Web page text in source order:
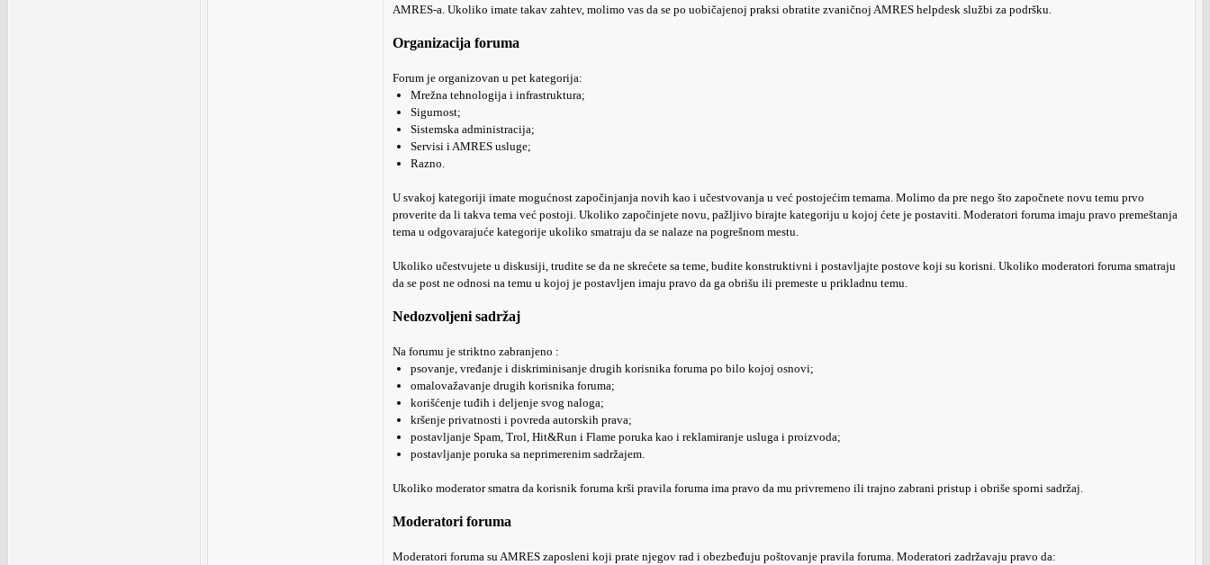
AMRES-a. Ukoliko imate takav zahtev, molimo vas da se po uobičajenoj praksi obratite zvaničnoj AMRES helpdesk službi za podršku.
Organizacija foruma
Forum je organizovan u pet kategorija:
Mrežna tehnologija i infrastruktura;
Sigurnost;
Sistemska administracija;
Servisi i AMRES usluge;
Razno.
U svakoj kategoriji imate mogućnost započinjanja novih kao i učestvovanja u već postojećim temama. Molimo da pre nego što započnete novu temu prvo
proverite da li takva tema već postoji. Ukoliko započinjete novu, pažljivo birajte kategoriju u kojoj ćete je postaviti. Moderatori foruma imaju pravo premeštanja
tema u odgovarajuće kategorije ukoliko smatraju da se nalaze na pogrešnom mestu.
Ukoliko učestvujete u diskusiji, trudite se da ne skrećete sa teme, budite konstruktivni i postavljajte postove koji su korisni. Ukoliko moderatori foruma smatraju
da se post ne odnosi na temu u kojoj je postavljen imaju pravo da ga obrišu ili premeste u prikladnu temu.
Nedozvoljeni sadržaj
Na forumu je striktno zabranjeno :
psovanje, vređanje i diskriminisanje drugih korisnika foruma po bilo kojoj osnovi;
omalovažavanje drugih korisnika foruma;
korišćenje tuđih i deljenje svog naloga;
kršenje privatnosti i povreda autorskih prava;
postavljanje Spam, Trol, Hit&Run i Flame poruka kao i reklamiranje usluga i proizvoda;
postavljanje poruka sa neprimerenim sadržajem.
Ukoliko moderator smatra da korisnik foruma krši pravila foruma ima pravo da mu privremeno ili trajno zabrani pristup i obriše sporni sadržaj.
Moderatori foruma
Moderatori foruma su AMRES zaposleni koji prate njegov rad i obezbeđuju poštovanje pravila foruma. Moderatori zadržavaju pravo da: